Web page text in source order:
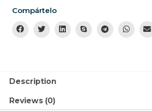
Compártelo
Description
Reviews (0)